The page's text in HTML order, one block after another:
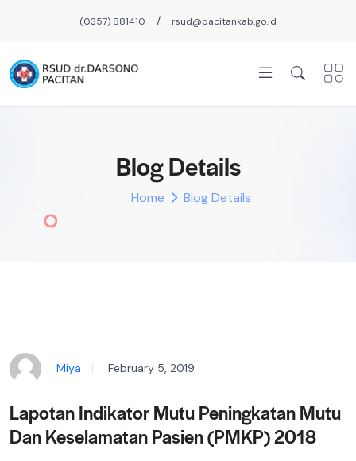
(0357) 881410 / rsud@pacitankab.go.id
Blog Details
Home Blog Details
Miya February 5, 2019
Lapotan Indikator Mutu Peningkatan Mutu
Dan Keselamatan Pasien (PMKP) 2018